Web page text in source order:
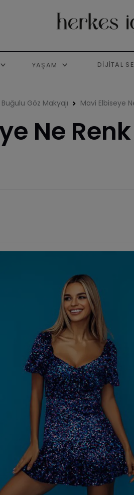
YAŞAM DIJITAL
Göz Makyajı Mavi Elbiseye
Ne